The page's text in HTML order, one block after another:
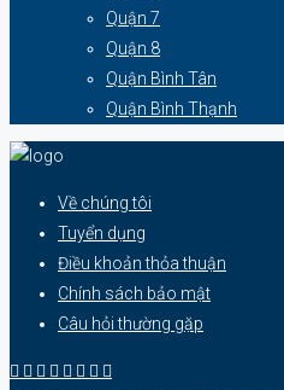
Quận 7
Quận 8
Quận Bình Tân
Quận Bình Thạnh
Về chúng tôi
Tuyển dụng
Điều khoản thỏa thuận
Chính sách bảo mật
Câu hỏi thường gặp